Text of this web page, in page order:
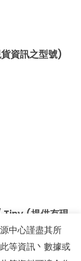
資訊之型號)
(提供有現
中心謹盡其所
等資訊丶數據或